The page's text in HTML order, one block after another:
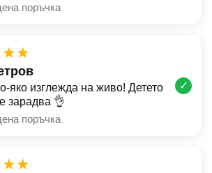
поръчка
яко изглежда на живо! Детето
зарадва 👌
поръчка
✓